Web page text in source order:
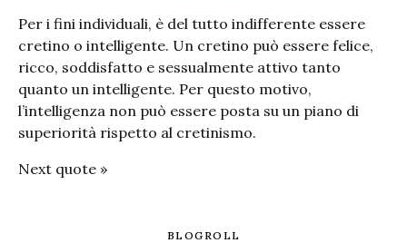
Per i fini individuali, è del tutto indifferente essere
cretino o intelligente. Un cretino può essere felice,
ricco, soddisfatto e sessualmente attivo tanto
quanto un intelligente. Per questo motivo,
l’intelligenza non può essere posta su un piano di
superiorità rispetto al cretinismo.
Next quote »
BLOGROLL